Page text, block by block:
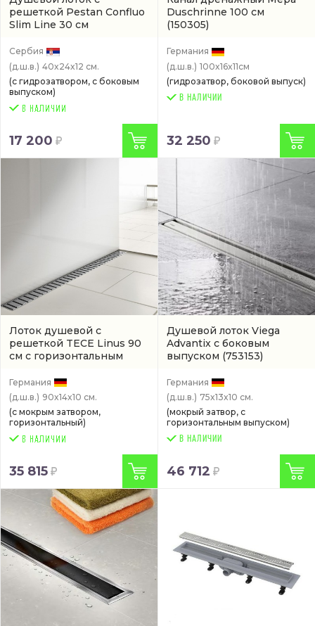
решеткой Pestan Confluo
Slim Line 30 см
(13100030)
Сербия
(д.ш.в.) 40x24x12 см.
(с гидрозатвором, с боковым
выпуском)
17 200
Duschrinne 100 см
(150305)
Германия
(д.ш.в.) 100x16x11см
(гидрозатвор, боковой выпуск)
В НАЛИЧИИ
32 250
Лоток душевой с
решеткой TECE Linus 90
см с горизонтальным
15100099)
Германия
(д.ш.в.) 90x14x10 см.
(с мокрым затвором,
горизонтальный)
35 815
Душевой лоток Viega
Advantix с боковым
выпуском (753153)
Германия
(д.ш.в.) 75x13x10 см.
(мокрый затвор, с
горизонтальным выпуском)
В НАЛИЧИИ
46 712